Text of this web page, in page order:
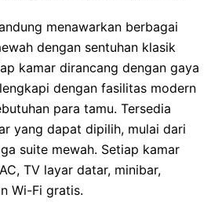
menawarkan berbagai
dengan sentuhan klasik
kamar dirancang dengan gaya
dengan fasilitas modern
para tamu. Tersedia
yang dapat dipilih, mulai dari
suite mewah. Setiap kamar
TV layar datar, minibar,
Wi-Fi gratis.